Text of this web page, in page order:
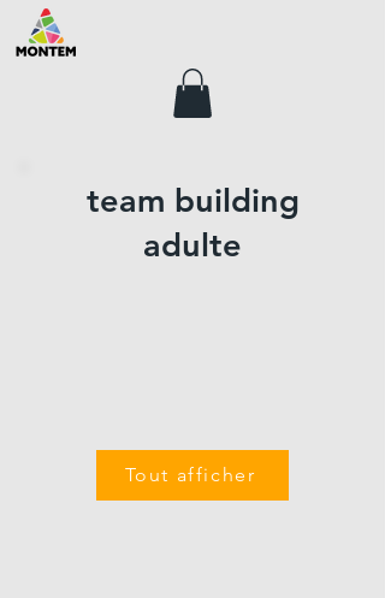
team building
adulte
Tout afficher